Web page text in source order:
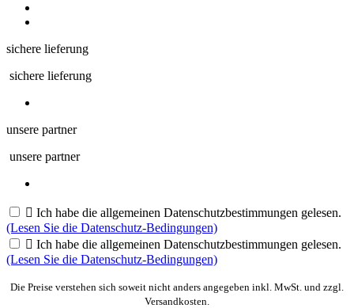
sichere lieferung
sichere lieferung
unsere partner
unsere partner
 Ich habe die allgemeinen Datenschutzbestimmungen gelesen.
(Lesen Sie die Datenschutz-Bedingungen)
 Ich habe die allgemeinen Datenschutzbestimmungen gelesen.
(Lesen Sie die Datenschutz-Bedingungen)
Die Preise verstehen sich soweit nicht anders angegeben inkl. MwSt. und zzgl.
Versandkosten.